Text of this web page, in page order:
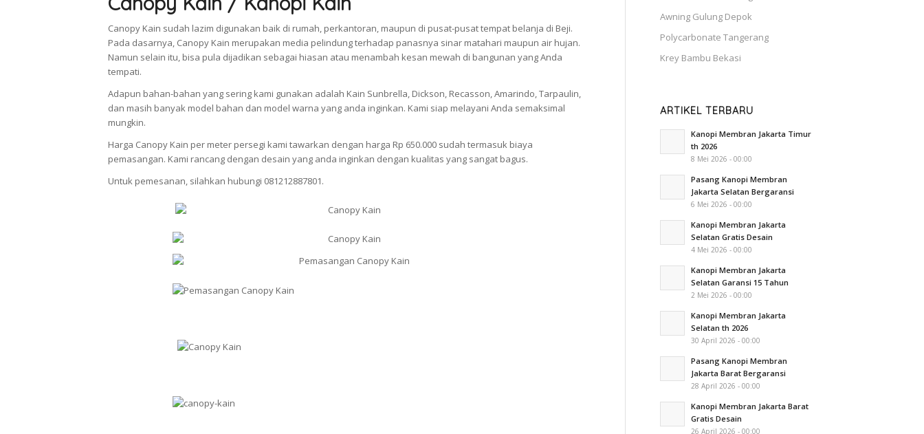
Canopy Kain sudah lazim digunakan baik di rumah, perkantoran, maupun di pusat-pusat tempat belanja di Beji.
Pada dasarnya, Canopy Kain merupakan media pelindung terhadap panasnya sinar matahari maupun air hujan.
Namun selain itu, bisa pula dijadikan sebagai hiasan atau menambah kesan mewah di bangunan yang Anda
tempati.
Adapun bahan-bahan yang sering kami gunakan adalah Kain Sunbrella, Dickson, Recasson, Amarindo, Tarpaulin,
dan masih banyak model bahan dan model warna yang anda inginkan. Kami siap melayani Anda semaksimal
mungkin.
Harga Canopy Kain per meter persegi kami tawarkan dengan harga Rp 650.000 sudah termasuk biaya
pemasangan. Kami rancang dengan desain yang anda inginkan dengan kualitas yang sangat bagus.
Untuk pemesanan, silahkan hubungi 081212887801.
Awning Gulung Depok
Polycarbonate Tangerang
Krey Bambu Bekasi
ARTIKEL TERBARU
Kanopi Membran Jakarta Timur
th 2026
8 Mei 2026 - 00:00
Pasang Kanopi Membran
Jakarta Selatan Bergaransi
6 Mei 2026 - 00:00
Kanopi Membran Jakarta
Selatan Gratis Desain
4 Mei 2026 - 00:00
Kanopi Membran Jakarta
Selatan Garansi 15 Tahun
2 Mei 2026 - 00:00
Kanopi Membran Jakarta
Selatan th 2026
30 April 2026 - 00:00
Pasang Kanopi Membran
Jakarta Barat Bergaransi
28 April 2026 - 00:00
Kanopi Membran Jakarta Barat
Gratis Desain
26 April 2026 - 00:00